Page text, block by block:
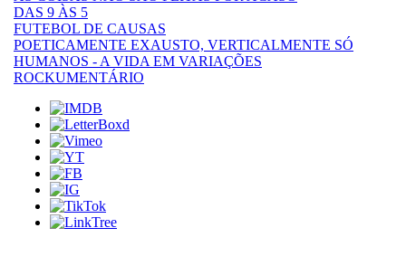
DAS 9 ÀS 5
FUTEBOL DE CAUSAS
POETICAMENTE EXAUSTO, VERTICALMENTE SÓ
HUMANOS - A VIDA EM VARIAÇÕES
ROCKUMENTÁRIO